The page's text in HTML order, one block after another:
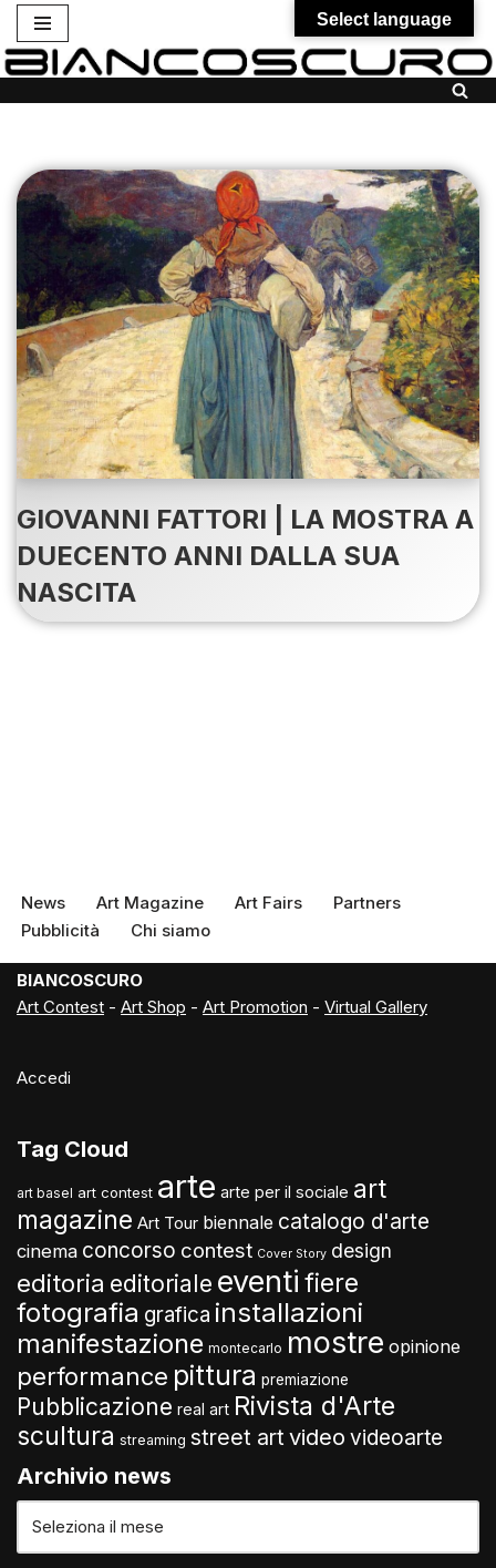
Vai
GIOVANNI FATTORI | LA MOSTRA A
DUECENTO ANNI DALLA SUA
NASCITA
News Art Magazine Art Fairs
Partners
Pubblicità
Chi siamo
BIANCOSCURO
Art Contest - Art Shop - Art Promotion - Virtual Gallery
Accedi
Tag Cloud
art basel art contest arte arte per il sociale art
magazine Art Tour biennale catalogo d'arte
cinema concorso contest Cover Story design
editoria editoriale eventi fiere
fotografia grafica installazioni
manifestazione montecarlo mostre opinione
performance pittura premiazione
Pubblicazione real art Rivista d'Arte
scultura streaming street art video videoarte
Archivio news
Select language